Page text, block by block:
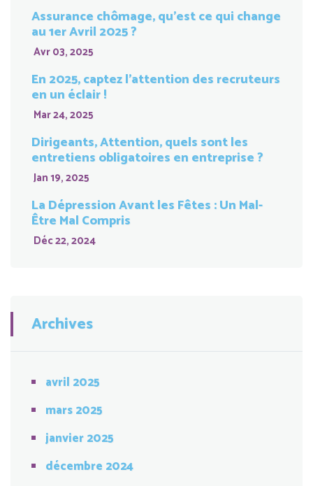
Assurance chômage, qu’est ce qui change
au 1er Avril 2025 ?
Avr 03, 2025
En 2025, captez l’attention des recruteurs
en un éclair !
Mar 24, 2025
Dirigeants, Attention, quels sont les
entretiens obligatoires en entreprise ?
Jan 19, 2025
La Dépression Avant les Fêtes : Un Mal-
Être Mal Compris
Déc 22, 2024
Archives
avril 2025
mars 2025
janvier 2025
décembre 2024